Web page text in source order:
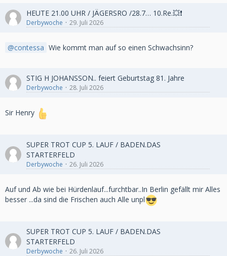
HEUTE 21.00 UHR / JÄGERSRO /28.7… 10.Re.💥❗️
Derbywoche 29. Juli 2026
contessa Wie kommt man auf so einen Schwachsinn?
STIG H JOHANSSON.. feiert Geburtstag 81. Jahre
Derbywoche 28. Juli 2026
Sir Henry
SUPER TROT CUP 5. LAUF / BADEN.DAS
STARTERFELD
Derbywoche 26. Juli 2026
Auf und Ab wie bei Hürdenlauf...furchtbar..In Berlin gefällt mir Alles
besser ...da sind die Frischen auch Alle unpl
SUPER TROT CUP 5. LAUF / BADEN.DAS
STARTERFELD
Derbywoche 26. Juli 2026